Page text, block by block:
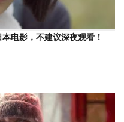
电影，不建议深夜观看！